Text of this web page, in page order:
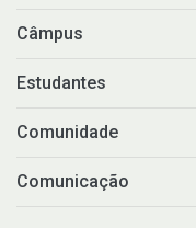
Câmpus
Estudantes
Comunidade
Comunicação